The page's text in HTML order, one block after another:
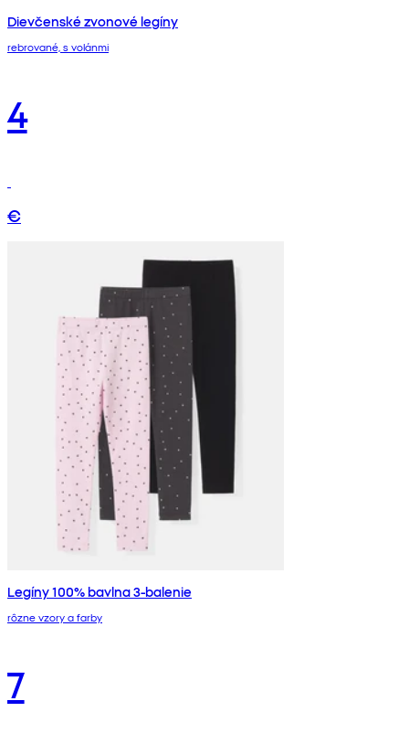
Dievčenské zvonové legíny
rebrované, s volánmi
4
€
Legíny 100% bavlna 3-balenie
rôzne vzory a farby
7